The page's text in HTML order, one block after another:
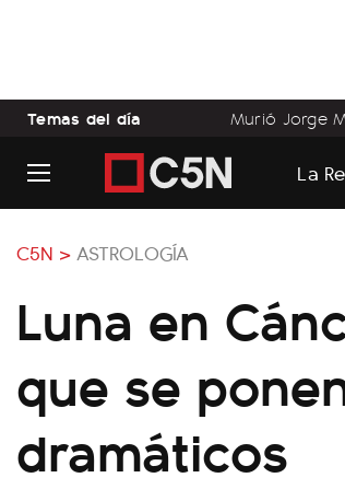
Temas del día Murió Jorge
La
C5N > ASTROLOGÍA
Luna en
que se
dramáticos